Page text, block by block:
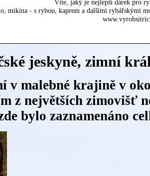
Víte, jaký je nejlepší dárek pro
mikina - s rybou, kaprem a dalšími rybářskými
jeskyně, zimní
v malebné krajině v
z největších zimovišť
bylo zaznamenáno